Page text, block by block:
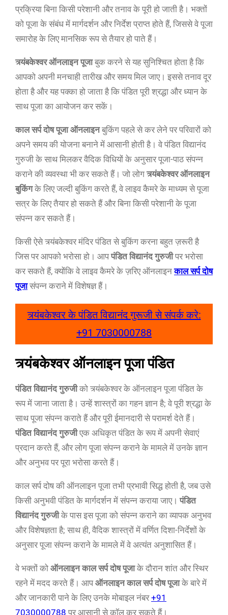
प्रक्रिया बिना किसी परेशानी और तनाव के पूरी हो जाती है। भक्तों
को पूजा के संबंध में मार्गदर्शन और निर्देश प्राप्त होते हैं, जिससे वे पूजा
समारोह के लिए मानसिक रूप से तैयार हो पाते हैं।
त्र्यंबकेश्वर ऑनलाइन पूजाबुक करने से यह सुनिश्चित होता है कि
आपको अपनी मनचाही तारीख और समय मिल जाए। इससे तनाव दूर
होता है और यह पक्का हो जाता है कि पंडित पूरी श्रद्धा और ध्यान के
साथ पूजा का आयोजन कर सकें।
काल सर्प दोष पूजा ऑनलाइनबुकिंग पहले से कर लेने पर परिवारों को
अपने समय की योजना बनाने में आसानी होती है। वे पंडित विद्यानंद
गुरुजी के साथ मिलकर वैदिक विधियों के अनुसार पूजा-पाठ संपन्न
कराने की व्यवस्था भी कर सकते हैं। जो लोगत्र्यंबकेश्वर ऑनलाइन
बुकिंगके लिए जल्दी बुकिंग करते हैं, वे लाइव कैमरे के माध्यम से पूजा
सत्र के लिए तैयार हो सकते हैं और बिना किसी परेशानी के पूजा
संपन्न कर सकते हैं।
किसी ऐसे त्र्यंबकेश्वर मंदिर पंडित से बुकिंग करना बहुत ज़रूरी है
जिस पर आपको भरोसा हो। आपपंडित विद्यानंद गुरुजीपर भरोसा
कर सकते हैं, क्योंकि वे लाइव कैमरे के ज़रिए ऑनलाइनकाल सर्प दोष
पूजासंपन्न कराने में विशेषज्ञ हैं।
त्र्यंबकेश्वर के पंडित विद्यानंद गुरूजी से संपर्क करे:
+91 7030000788
त्र्यंबकेश्वर ऑनलाइन पूजा पंडित
पंडित विद्यानंद गुरुजीको त्र्यंबकेश्वर के ऑनलाइन पूजा पंडित के
रूप में जाना जाता है। उन्हें शास्त्रों का गहन ज्ञान है; वे पूरी श्रद्धा के
साथ पूजा संपन्न कराते हैं और पूरी ईमानदारी से परामर्श देते हैं।
पंडित विद्यानंद गुरुजीएक अधिकृत पंडित के रूप में अपनी सेवाएं
प्रदान करते हैं, और लोग पूजा संपन्न कराने के मामले में उनके ज्ञान
और अनुभव पर पूरा भरोसा करते हैं।
काल सर्प दोष की ऑनलाइन पूजा तभी प्रभावी सिद्ध होती है, जब उसे
किसी अनुभवी पंडित के मार्गदर्शन में संपन्न कराया जाए।पंडित
विद्यानंद गुरुजीके पास इस पूजा को संपन्न कराने का व्यापक अनुभव
और विशेषज्ञता है; साथ ही, वैदिक शास्त्रों में वर्णित दिशा-निर्देशों के
अनुसार पूजा संपन्न कराने के मामले में वे अत्यंत अनुशासित हैं।
वे भक्तों को ऑनलाइन काल सर्प दोष पूजाके दौरान शांत और स्थिर
रहने में मदद करते हैं। आपऑनलाइन काल सर्प दोष पूजाके बारे में
और जानकारी पाने के लिए उनके मोबाइल नंबर+91
7030000788 पर आसानी से कॉल कर सकते हैं।